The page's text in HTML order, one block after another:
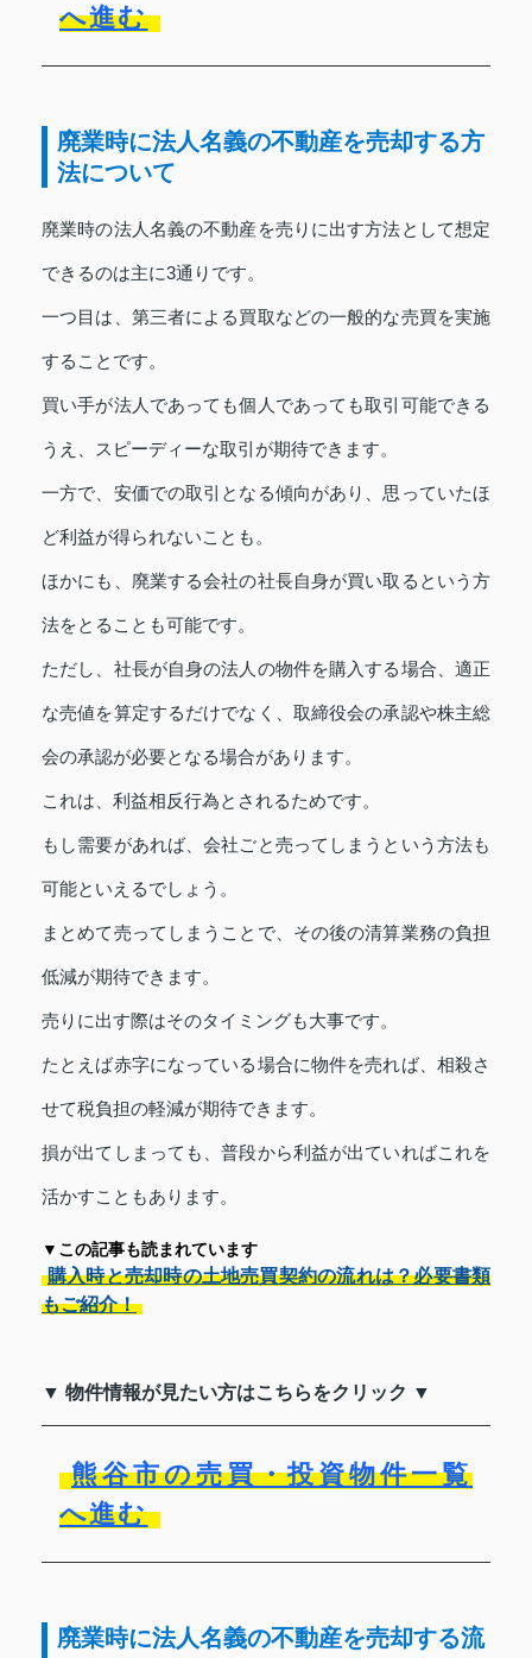
へ進む
廃業時に法人名義の不動産を売却する方
法について
廃業時の法人名義の不動産を売りに出す方法として想定
できるのは主に3通りです。
一つ目は、第三者による買取などの一般的な売買を実施
することです。
買い手が法人であっても個人であっても取引可能できる
うえ、スピーディーな取引が期待できます。
一方で、安価での取引となる傾向があり、思っていたほ
ど利益が得られないことも。
ほかにも、廃業する会社の社長自身が買い取るという方
法をとることも可能です。
ただし、社長が自身の法人の物件を購入する場合、適正
な売値を算定するだけでなく、取締役会の承認や株主総
会の承認が必要となる場合があります。
これは、利益相反行為とされるためです。
もし需要があれば、会社ごと売ってしまうという方法も
可能といえるでしょう。
まとめて売ってしまうことで、その後の清算業務の負担
低減が期待できます。
売りに出す際はそのタイミングも大事です。
たとえば赤字になっている場合に物件を売れば、相殺さ
せて税負担の軽減が期待できます。
損が出てしまっても、普段から利益が出ていればこれを
活かすこともあります。
▼この記事も読まれています
購入時と売却時の土地売買契約の流れは？必要書類
もご紹介！
▼ 物件情報が見たい方はこちらをクリック ▼
熊谷市の売買・投資物件一覧
へ進む
廃業時に法人名義の不動産を売却する流